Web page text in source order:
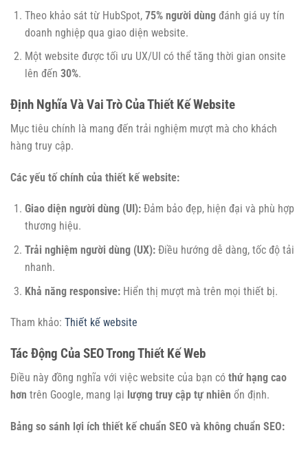
Theo khảo sát từ HubSpot, 75% người dùngđánh giá uy tín
doanh nghiệp qua giao diện website.
Một website được tối ưu UX/UI có thể tăng thời gian onsite
lên đến 30%.
Định Nghĩa Và Vai Trò Của Thiết Kế Website
Mục tiêu chính là mang đến trải nghiệm mượt mà cho khách
hàng truy cập.
Các yếu tố chính của thiết kế website:
Giao diện người dùng (UI):Đảm bảo đẹp, hiện đại và phù hợp
thương hiệu.
Trải nghiệm người dùng (UX):Điều hướng dễ dàng, tốc độ tải
nhanh.
Khả năng responsive:Hiển thị mượt mà trên mọi thiết bị.
Tham khảo: Thiết kế website
Tác Động Của SEO Trong Thiết Kế Web
Điều này đồng nghĩa với việc website của bạn có thứ hạng cao
hơn trên Google, mang lại lượng truy cập tự nhiên ổn định.
Bảng so sánh lợi ích thiết kế chuẩn SEO và không chuẩn SEO: